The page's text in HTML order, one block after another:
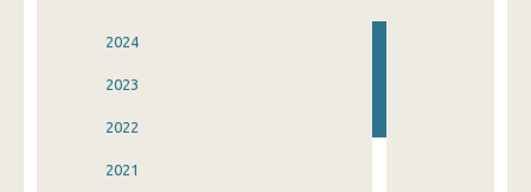
2024
2023
2022
2021